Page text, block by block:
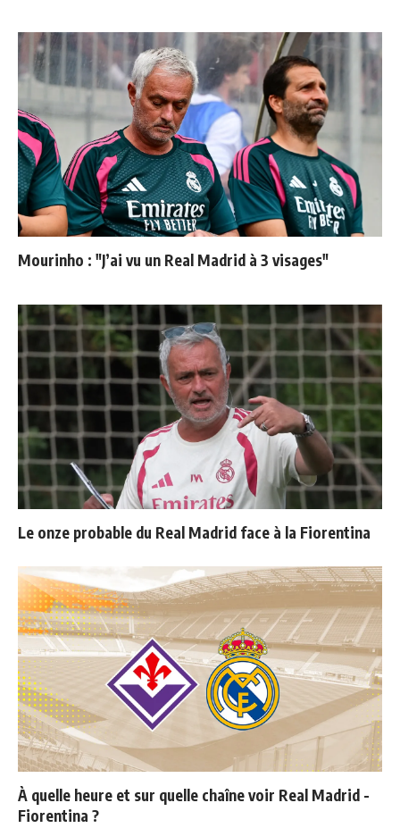
Mourinho : "J’ai vu un Real Madrid à 3 visages"
Le onze probable du Real Madrid face à la Fiorentina
À quelle heure et sur quelle chaîne voir Real Madrid -
Fiorentina ?